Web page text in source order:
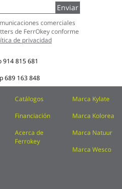
Enviar
comerciales
de FerrOkey conforme
de privacidad
914 815 681
689 163 848
Catálogos
Financiación
Acerca de
Ferrokey
Marca Kylate
Marca Kolorea
Marca Natuur
Marca Wesco